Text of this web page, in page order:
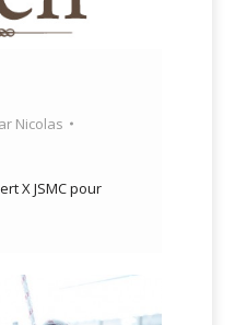
Nicolas
X JSMC pour